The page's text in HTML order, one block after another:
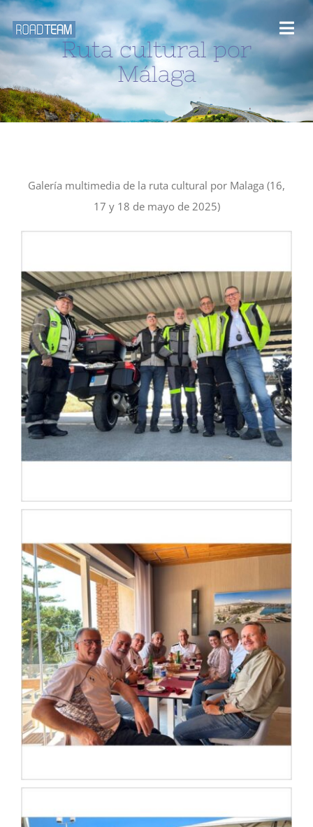
Saltar
al
contenido
Inicio
Sobre nosotros
Lista de entidades
Contacto
Ruta cultural por
Málaga
Galería multimedia de la ruta cultural por Malaga (16,
17 y 18 de mayo de 2025)